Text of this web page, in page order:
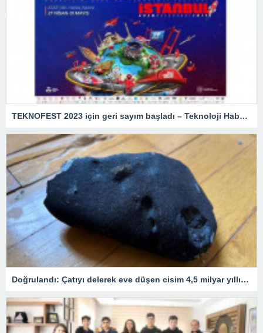
TEKNOFEST 2023 için geri sayım başladı – Teknoloji Haberleri
Doğrulandı: Çatıyı delerek eve düşen cisim 4,5 milyar yıllık bir göktaşı!